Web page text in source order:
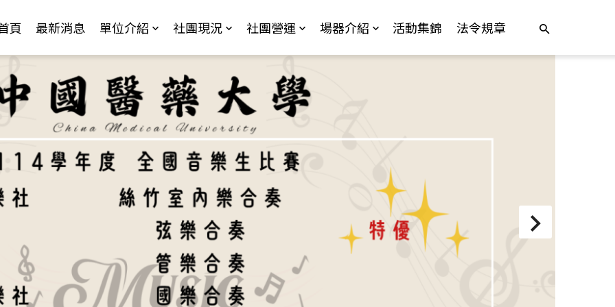
頁 最新消息 單位介紹 社團現況 社團營運 場器介紹 活動集錦 法令規章